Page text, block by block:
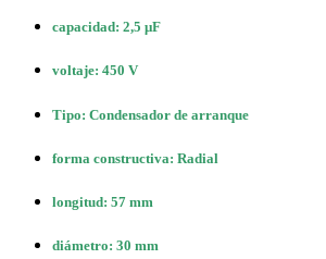
capacidad: 2,5 μF
voltaje: 450 V
Tipo: Condensador de arranque
forma constructiva: Radial
longitud: 57 mm
diámetro: 30 mm